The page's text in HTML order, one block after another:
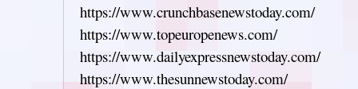
https://www.crunchbasenewstoday.com/
https://www.topeuropenews.com/
https://www.dailyexpressnewstoday.com/
https://www.thesunnewstoday.com/